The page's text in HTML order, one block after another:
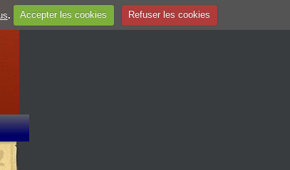
. Accepter les cookies Refuser les cookies